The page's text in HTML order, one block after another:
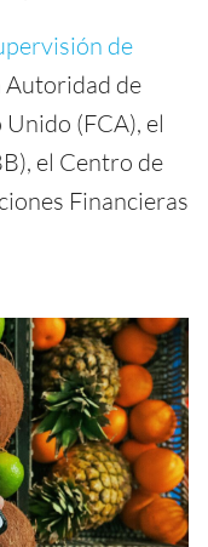
de
Autoridad de
(FCA), el
el Centro de
Financieras